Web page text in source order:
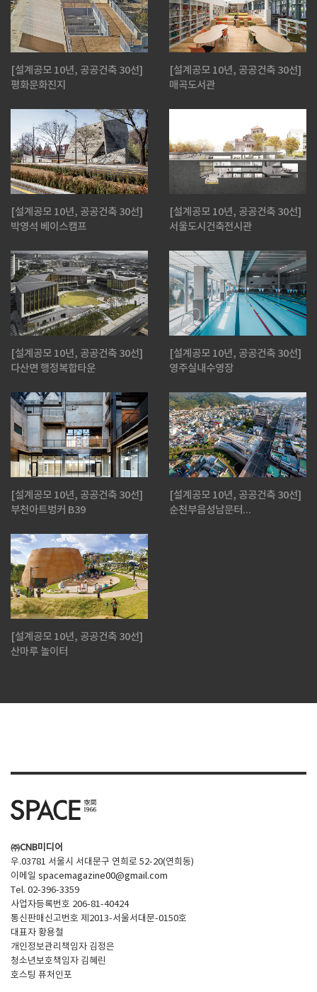
[설계공모 10년, 공공건축 30선]
평화문화진지
[설계공모 10년, 공공건축 30선]
매곡도서관
[설계공모 10년, 공공건축 30선]
박영석 베이스캠프
[설계공모 10년, 공공건축 30선]
서울도시건축전시관
[설계공모 10년, 공공건축 30선]
다산면 행정복합타운
[설계공모 10년, 공공건축 30선]
영주실내수영장
[설계공모 10년, 공공건축 30선]
부천아트벙커 B39
[설계공모 10년, 공공건축 30선]
순천부읍성남문터...
[설계공모 10년, 공공건축 30선]
산마루 놀이터
㈜CNB미디어
우.03781 서울시 서대문구 연희로 52-20(연희동)
이메일 spacemagazine00@gmail.com
Tel. 02-396-3359
사업자등록번호 206-81-40424
통신판매신고번호 제2013-서울서대문-0150호
대표자 황용철
개인정보관리책임자 김정은
청소년보호책임자 김혜린
호스팅 퓨처인포